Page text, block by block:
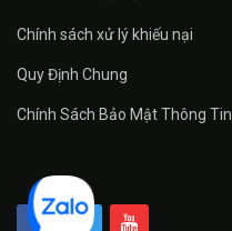
Chính sách xử lý khiếu nại
Quy Định Chung
Chính Sách Bảo Mật Thông Tin